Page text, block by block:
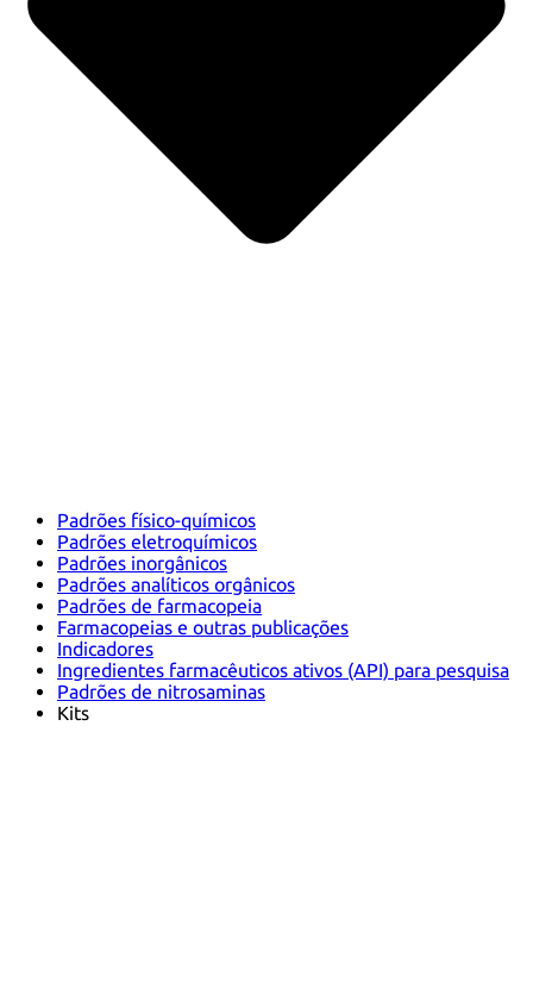
Padrões físico-químicos
Padrões eletroquímicos
Padrões inorgânicos
Padrões analíticos orgânicos
Padrões de farmacopeia
Farmacopeias e outras publicações
Indicadores
Ingredientes farmacêuticos ativos (API) para pesquisa
Padrões de nitrosaminas
Kits